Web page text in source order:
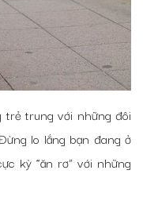
trẻ trung với những đôi
lo lắng bạn đang ở
kỳ “ăn rơ” với những